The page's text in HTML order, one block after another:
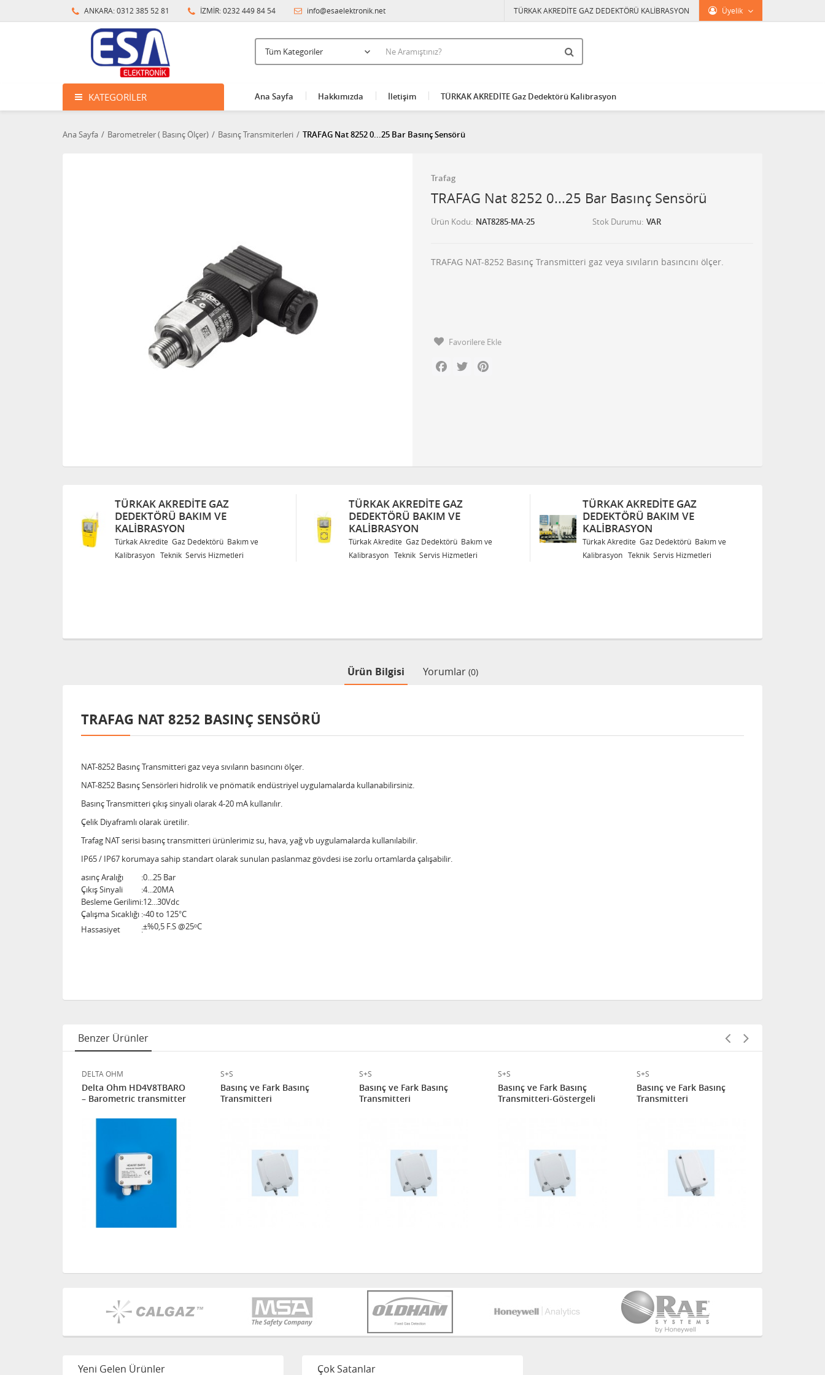
ANKARA: 0312 385 52 81 İZMİR: 0232 449 84 54 info@esaelektronik.net Üyelik
TÜRKAK AKREDİTE GAZ DEDEKTÖRÜ KALİBRASYON
KATEGORILER Ana Sayfa Hakkımızda İletişim TÜRKAK AKREDİTE Gaz Dedektörü Kalibrasyon
Ana Sayfa Barometreler ( Basınç Ölçer) Basınç Transmiterleri TRAFAG Nat 8252 0...25 Bar Basınç Sensörü
Trafag
TRAFAG Nat 8252 0...25 Bar Basınç Sensörü
Ürün Kodu NAT8285-MA-25 Stok Durumu VAR
TRAFAG NAT-8252 Basınç Transmitteri gaz veya sıvıların basıncını ölçer.
Favorilere Ekle
Facebook
Twitter
TÜRKAK AKREDITE GAZ
DEDEKTÖRÜ BAKIM VE
KALIBRASYON
Türkak Akredite Gaz Dedektörü Bakım ve
Kalibrasyon Teknik Servis Hizmetleri
TÜRKAK AKREDITE GAZ
DEDEKTÖRÜ BAKIM VE
KALIBRASYON
Türkak Akredite Gaz Dedektörü Bakım ve
Kalibrasyon Teknik Servis Hizmetleri
TÜRKAK AKREDITE GAZ
DEDEKTÖRÜ BAKIM VE
KALIBRASYON
Türkak Akredite Gaz Dedektörü Bakım ve
Kalibrasyon Teknik Servis Hizmetleri
Ürün Bilgisi Yorumlar (0)
TRAFAG NAT 8252 BASINÇ SENSÖRÜ
NAT-8252 Basınç Transmitteri gaz veya sıvıların basıncını ölçer.
NAT-8252 Basınç Sensörleri hidrolik ve pnömatik endüstriyel uygulamalarda kullanabilirsiniz.
Basınç Transmitteri çıkış sinyali olarak 4-20 mA kullanılır.
Çelik Diyaframlı olarak üretilir.
Trafag NAT serisi basınç transmitteri ürünlerimiz su, hava, yağ vb uygulamalarda kullanılabilir.
IP65 / IP67 korumaya sahip standart olarak sunulan paslanmaz gövdesi ise zorlu ortamlarda çalışabilir.
asınç Aralığı
:0...25 Bar
Çıkış Sinyali
:4...20MA
Besleme Gerilimi:12...30Vdc
Çalışma Sıcaklığı :-40 to 125°C
Hassasiyet
:±%0,5 F.S @25ᵒC
Benzer Ürünler
DELTA OHM
Delta Ohm HD4V8TBARO
– Barometric transmitter
S+S
Basınç ve Fark Basınç
Transmitteri
S+S
Basınç ve Fark Basınç
Transmitteri
S+S
Basınç ve Fark Basınç
Transmitteri-Göstergeli
S+S
Basınç ve Fark Basınç
Transmitteri
Yeni Gelen Ürünler Çok Satanlar